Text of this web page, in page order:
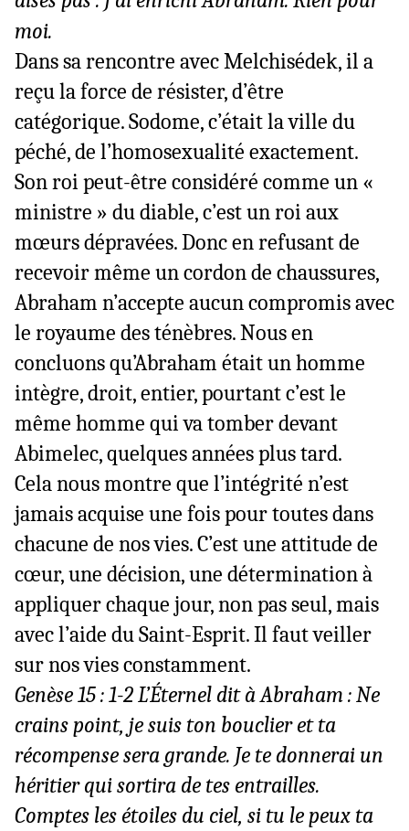
moi.
Dans sa rencontre avec Melchisédek, il a
reçu la force de résister, d’être
catégorique. Sodome, c’était la ville du
péché, de l’homosexualité exactement.
Son roi peut-être considéré comme un «
ministre » du diable, c’est un roi aux
mœurs dépravées. Donc en refusant de
recevoir même un cordon de chaussures,
Abraham n’accepte aucun compromis avec
le royaume des ténèbres. Nous en
concluons qu’Abraham était un homme
intègre, droit, entier, pourtant c’est le
même homme qui va tomber devant
Abimelec, quelques années plus tard.
Cela nous montre que l’intégrité n’est
jamais acquise une fois pour toutes dans
chacune de nos vies. C’est une attitude de
cœur, une décision, une détermination à
appliquer chaque jour, non pas seul, mais
avec l’aide du Saint-Esprit. Il faut veiller
sur nos vies constamment.
Genèse 15 : 1-2 L’Éternel dit à Abraham : Ne
crains point, je suis ton bouclier et ta
récompense sera grande. Je te donnerai un
héritier qui sortira de tes entrailles.
Comptes les étoiles du ciel, si tu le peux ta